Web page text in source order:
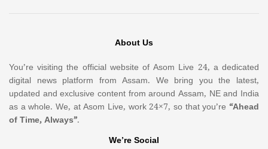
About Us
You’re visiting the official website of Asom Live 24, a dedicated
digital news platform from Assam. We bring you the latest,
updated and exclusive content from around Assam, NE and India
as a whole. We, at Asom Live, work 24×7, so that you’re “Ahead
of Time, Always”.
We’re Social